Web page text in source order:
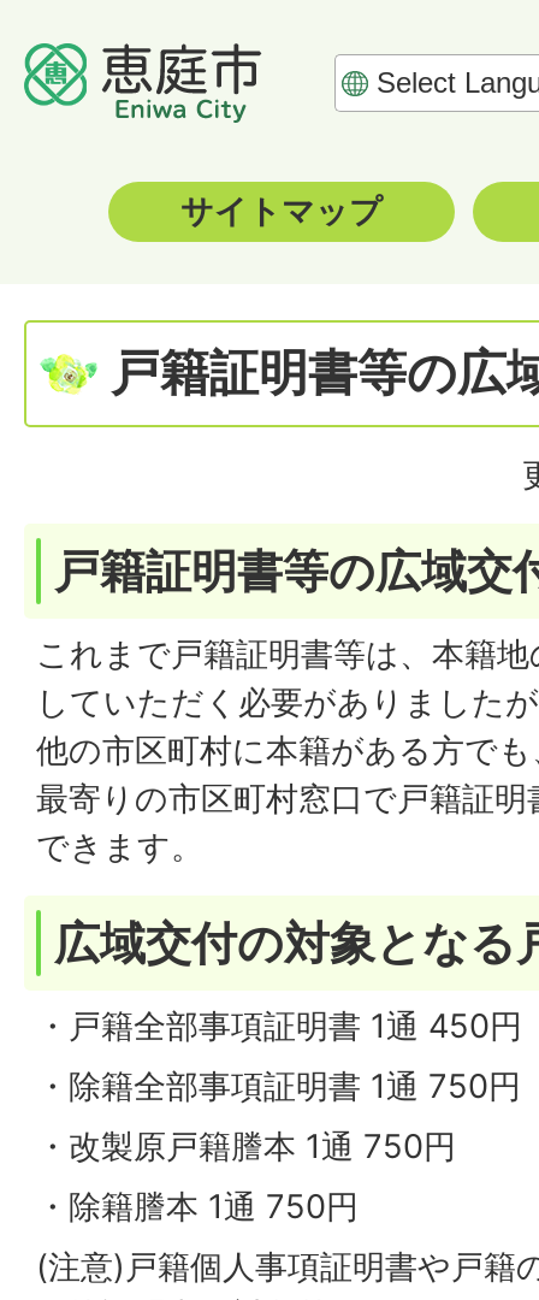
サイトマップ
戸籍証明書等の広
戸籍証明書等の広域交
これまで戸籍証明書等は、本籍
していただく必要がありました
他の市区町村に本籍がある方で
最寄りの市区町村窓口で戸籍証
できます。
広域交付の対象となる
・戸籍全部事項証明書 1通 450円
・除籍全部事項証明書 1通 750円
・改製原戸籍謄本 1通 750円
・除籍謄本 1通 750円
(注意)戸籍個人事項証明書や戸籍